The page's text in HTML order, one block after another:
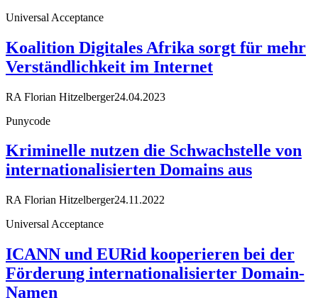
Universal Acceptance
Koalition Digitales Afrika sorgt für mehr
Verständlichkeit im Internet
RA Florian Hitzelberger24.04.2023
Punycode
Kriminelle nutzen die Schwachstelle von
internationalisierten Domains aus
RA Florian Hitzelberger24.11.2022
Universal Acceptance
ICANN und EURid kooperieren bei der
Förderung internationalisierter Domain-
Namen